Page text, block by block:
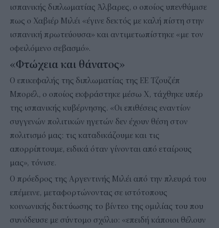
ισπανικής διπλωματίας Άλβαρες, ο οποίος υπενθύμισε
πως ο Χαβιέρ Μιλέι «έγινε δεκτός με καλή πίστη στην
ισπανική πρωτεύουσα» και αντιμετωπίστηκε «με τον
οφειλόμενο σεβασμό».
«Φτώχεια και θάνατος»
Ο επικεφαλής της διπλωματίας της ΕΕ Τζουζέπ
Μπορέλ, ο οποίος εκφράστηκε μέσω X, τάχθηκε υπέρ
της ισπανικής κυβέρνησης. «Οι επιθέσεις εναντίον
συγγενών πολιτικών ηγετών δεν έχουν θέση στον
πολιτισμό μας: τις καταδικάζουμε και τις
απορρίπτουμε, ειδικά όταν γίνονται από εταίρους
μας», τόνισε.
Ο πρόεδρος της Αργεντινής Μιλέι από την πλευρά του
επέμεινε, μεταφορτώνοντας σε ιστότοπους
κοινωνικής δικτύωσης το βίντεο της ομιλίας του που
συνόδευσε με σύντομο σχόλιο: «επειδή κάποιοι θέλουν